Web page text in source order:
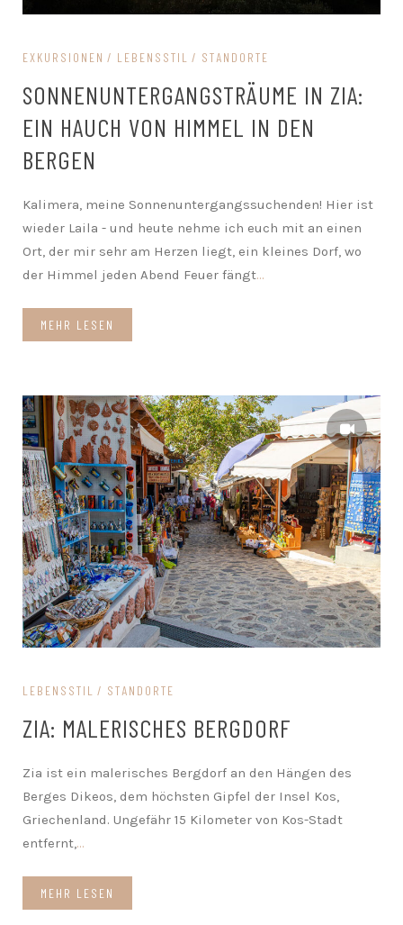
EXKURSIONEN LEBENSSTIL STANDORTE
SONNENUNTERGANGSTRÄUME IN ZIA:
EIN HAUCH VON HIMMEL IN DEN
BERGEN
Kalimera, meine Sonnenuntergangssuchenden! Hier ist
wieder Laila - und heute nehme ich euch mit an einen
Ort, der mir sehr am Herzen liegt, ein kleines Dorf, wo
der Himmel jeden Abend Feuer fängt...
MEHR LESEN
LEBENSSTIL STANDORTE
ZIA: MALERISCHES BERGDORF
Zia ist ein malerisches Bergdorf an den Hängen des
Berges Dikeos, dem höchsten Gipfel der Insel Kos,
Griechenland. Ungefähr 15 Kilometer von Kos-Stadt
entfernt,...
MEHR LESEN